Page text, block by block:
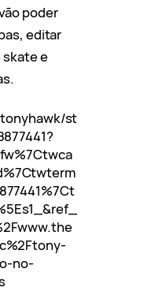
poder
editar
skate e
st
no-